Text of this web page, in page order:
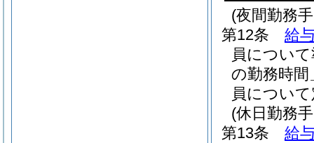
(夜間勤務
第12条
給
員につい
の勤務時
員につい
(休日勤務
第13条
給